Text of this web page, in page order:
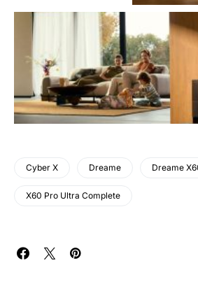
Cyber X Dreame Dreame
X60 Pro Ultra Complete